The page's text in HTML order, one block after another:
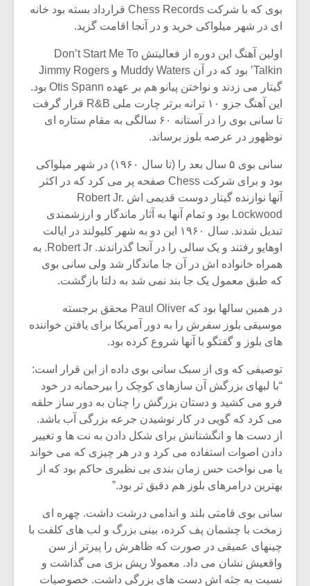
بوی که با شرکت Chess Records قرارداد بسته بود خانه
ای در شهر میلواکی خرید و در آنجا اقامت گزید.
اولین آهنگ این دوره از فعالیتش Don’t Start Me To
Talkin’ بود که در آن Muddy Waters و Jimmy Rogers
گیتار می زدند و نواختن پیانو هم بر عهده Otis Spann بود.
این آهنگ جزو ۱۰ ترانه برتر چارت ملی R&B قرار گرفت
تا سانی بوی را در آستانه ۶۰ سالگی به مقام ستاره ای
نوظهور در عرصه بلوز برساند.
سانی بوی ۵ سال بعد را (تا سال ۱۹۶۰) در شهر میلواکی
بود و برای شرکت Chess صفحه پر می کرد که در اکثر
آنها نوازنده گیتار دوست قدیمی اش Robert Jr.
Lockwood بود و تمام آنها به آثار ماندگار و ارزشمندی
تبدیل شدند. سال ۱۹۶۰ این دو به شهر کلیولند در ایالت
اوهایو رفتند و یک سالی را در آنجا گذراندند. Robert Jr. به
همراه خانواده اش در آن جا ماندگار شد ولی سانی بوی
که طبق معمول یک جا بند نمی شد به دلتا بازگشت.
در همین سالها بود که Paul Oliver محقق برجسته
موسیقی بلوز سفرش را به دور آمریکا برای یافتن خواننده
های بلوز و گفتگو با آنها شروع کرده بود.
توصیفی که وی از سبک سانی بوی داده از این قرار است:
“با لبهای بزرگش آن سازهای کوچک را بیرحمانه در خود
فرو می کشید و دستان بزرگش را چنان به دور ساز حلقه
می کرد که گویی در کار نوشیدن جرعه بزرگی آب باشد.
از دست ها و انگشتانش برای شکل دادن به نت ها و تغییر
دادن اصوات استفاده می کرد و در هر چیزی که می خواند
یا می نواخت حس زمان بندی بی نظیری حاکم بود که از
بهترین درامرهای بلوز هم دقیق تر بود.”
سانی بوی قامتی بلند و اندامی درشت داشت. چهره ای
زمخت با چشمان پف کرده، بینی بزرگ و لب های کلفت با
چینهای عمیقی در صورت که ظاهرش را پیرتر از سن
واقعیش نشان می داد. معمولا ریش بزی می گذاشت و
نسبت به جثه اش دست های بزرگی داشت. خصوصیات
میکلوش روژا
یادداشتی بر موسیقی
متن فیلم «متری
شیش و نیم»
اگر نمی توانی
مشهورترین باشی،
بدنام ترین باش
سکانسی